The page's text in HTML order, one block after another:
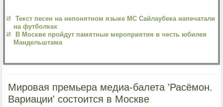
Текст песен на непонятном языке MC Сайлаубека напечатали
на футболках
В Москве пройдут памятные мероприятия в честь юбилея
Мандельштама
Мировая премьера медиа-балета 'Расёмон.
Вариации' состоится в Москве